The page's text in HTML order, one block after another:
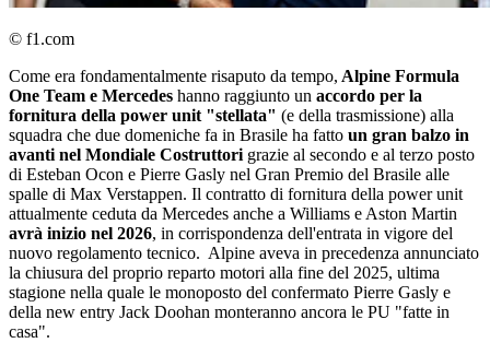
© f1.com
Come era fondamentalmente risaputo da tempo, Alpine Formula
One Team e Mercedes hanno raggiunto un accordo per la
fornitura della power unit "stellata" (e della trasmissione) alla
squadra che due domeniche fa in Brasile ha fatto un gran balzo in
avanti nel Mondiale Costruttori grazie al secondo e al terzo posto
di Esteban Ocon e Pierre Gasly nel Gran Premio del Brasile alle
spalle di Max Verstappen. Il contratto di fornitura della power unit
attualmente ceduta da Mercedes anche a Williams e Aston Martin
avrà inizio nel 2026, in corrispondenza dell'entrata in vigore del
nuovo regolamento tecnico. Alpine aveva in precedenza annunciato
la chiusura del proprio reparto motori alla fine del 2025, ultima
stagione nella quale le monoposto del confermato Pierre Gasly e
della new entry Jack Doohan monteranno ancora le PU "fatte in
casa".